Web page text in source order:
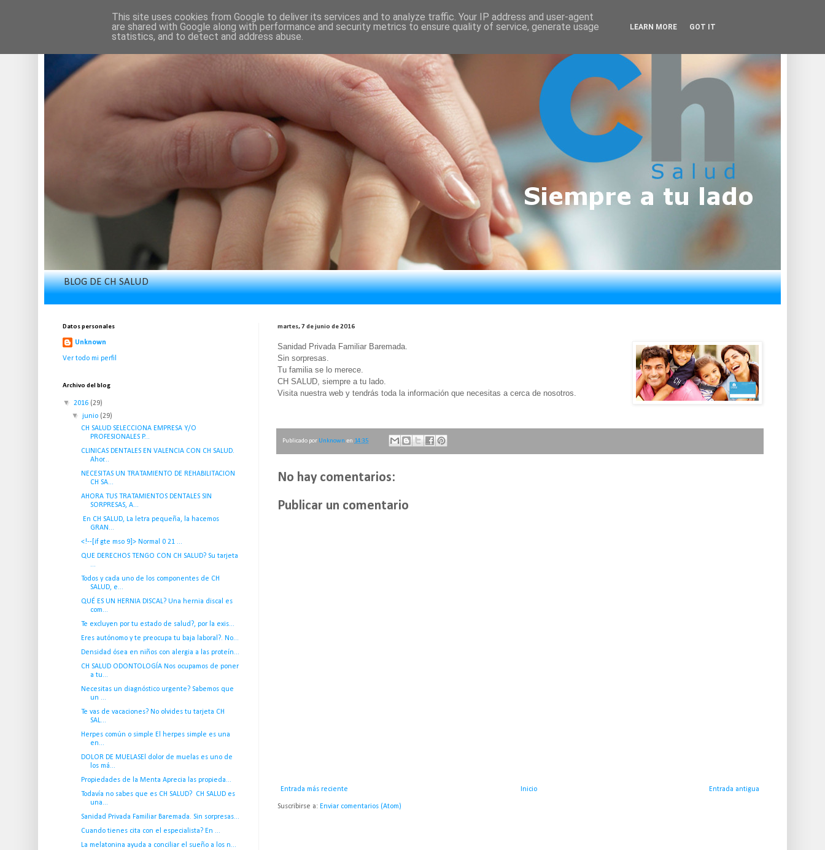
BLOG DE CH SALUD
martes, 7 de junio de 2016
Sanidad Privada Familiar Baremada.
Sin sorpresas.
Tu familia se lo merece.
CH SALUD, siempre a tu lado.
Visita nuestra web y tendrás toda la información que necesitas a cerca de nosotros.
Publicado por Unknown en 14:35
No hay comentarios:
Publicar un comentario
Entrada más reciente Entrada antigua
Inicio
Suscribirse a: Enviar comentarios (Atom)
Datos personales
Unknown
Ver todo mi perfil
Archivo del blog
▼ 2016 (29)
▼junio (29)
CH SALUD SELECCIONA EMPRESA Y/O
PROFESIONALES P...
CLINICAS DENTALES EN VALENCIA CON CH SALUD.
Ahor...
NECESITAS UN TRATAMIENTO DE REHABILITACION
CH SA...
AHORA TUS TRATAMIENTOS DENTALES SIN
SORPRESAS, A...
En CH SALUD, La letra pequeña, la hacemos
GRAN...
<!--[if gte mso 9]> Normal 0 21 ...
QUE DERECHOS TENGO CON CH SALUD? Su tarjeta
...
Todos y cada uno de los componentes de CH
SALUD, e...
QUÉ ES UN HERNIA DISCAL? Una hernia discal es
com...
Te excluyen por tu estado de salud?, por la exis...
Eres autónomo y te preocupa tu baja laboral?. No...
Densidad ósea en niños con alergia a las proteín...
CH SALUD ODONTOLOGÍA Nos ocupamos de poner
a tu...
Necesitas un diagnóstico urgente? Sabemos que
un ...
Te vas de vacaciones? No olvides tu tarjeta CH
SAL...
Herpes común o simple El herpes simple es una
en...
DOLOR DE MUELASEl dolor de muelas es uno de
los má...
Propiedades de la Menta Aprecia las propieda...
Todavía no sabes que es CH SALUD? CH SALUD es
una...
Sanidad Privada Familiar Baremada. Sin sorpresas...
Cuando tienes cita con el especialista? En ...
La melatonina ayuda a conciliar el sueño a los n...
This site uses cookies from Google to deliver its services and to analyze traffic. Your IP address and user-agent
are shared with Google along with performance and security metrics to ensure quality of service, generate usage
statistics, and to detect and address abuse.
LEARN MORE GOT IT